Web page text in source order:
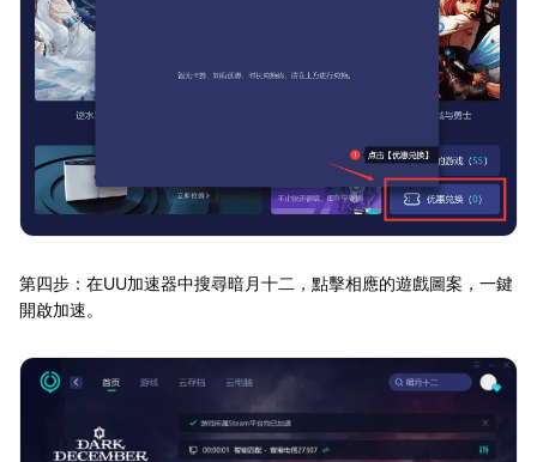
第四步：在UU加速器中搜尋暗月十二，點擊相應的遊戲圖案，一鍵
開啟加速。